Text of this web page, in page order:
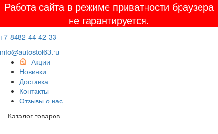
Работа сайта в режиме приватности браузера
не гарантируется.
+7-8482-44-42-33
info@autostol63.ru
Акции
Новинки
Доставка
Контакты
Отзывы о нас
Каталог товаров